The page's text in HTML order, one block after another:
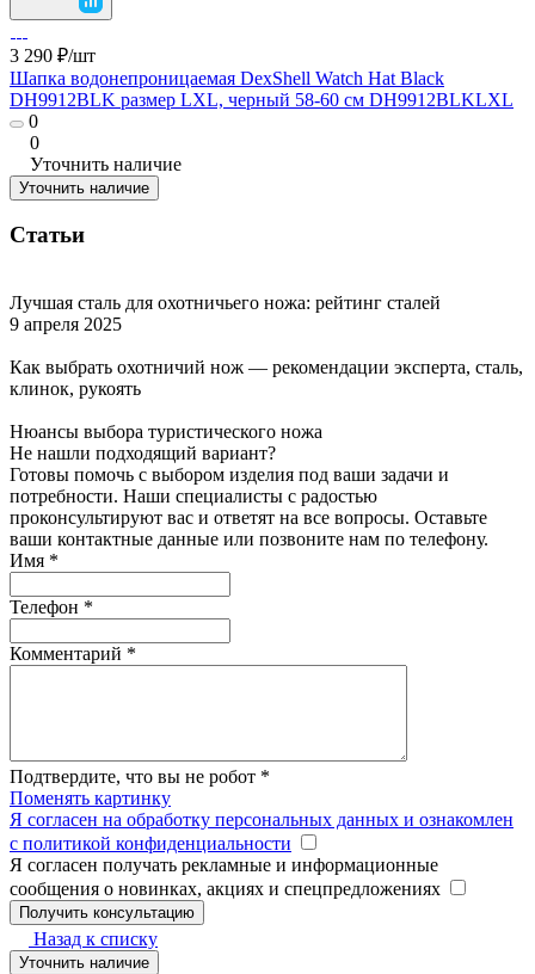
3 290 ₽/шт
Шапка водонепроницаемая DexShell Watch Hat Black
DH9912BLK размер LXL, черный 58-60 см DH9912BLKLXL
0
0
Уточнить наличие
Уточнить наличие
Статьи
Лучшая сталь для охотничьего ножа: рейтинг сталей
9 апреля 2025
Как выбрать охотничий нож — рекомендации эксперта, сталь,
клинок, рукоять
Нюансы выбора туристического ножа
Не нашли подходящий вариант?
Готовы помочь с выбором изделия под ваши задачи и
потребности. Наши специалисты с радостью
проконсультируют вас и ответят на все вопросы. Оставьте
ваши контактные данные или позвоните нам по телефону.
Имя *
Телефон *
Комментарий *
Подтвердите, что вы не робот *
Поменять картинку
Я согласен на обработку персональных данных и ознакомлен
с политикой конфиденциальности
Я согласен получать рекламные и информационные
сообщения о новинках, акциях и спецпредложениях
Назад к списку
Уточнить наличие